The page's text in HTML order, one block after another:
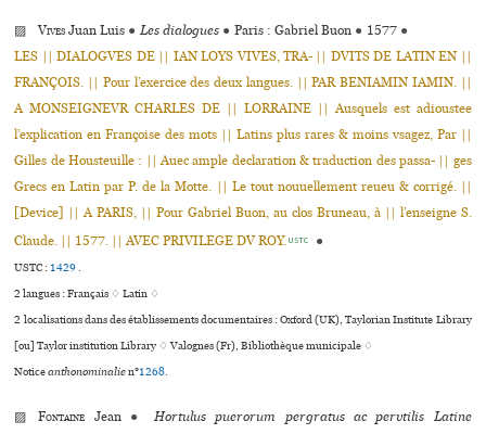
▨Vives Juan Luis ● Les dialogues ● Paris : Gabriel Buon ● 1577 ●
LES || DIALOGVES DE || IAN LOYS VIVES, TRA- || DVITS DE LATIN EN ||
FRANÇOIS. || Pour l’exer­cice des deux lan­gues. || PAR BENIAMIN IAMIN. ||
A MONSEIGNEVR CHARLES DE || LORRAINE || Ausquels est adious­tee
l’expli­ca­tion en Françoise des mots || Latins plus rares & moins vsagez, Par ||
Gilles de Housteuille : || Auec ample decla­ra­tion & tra­duc­tion des passa- || ges
Grecs en Latin par P. de la Motte. || Le tout nouuel­le­ment reueu & cor­rigé. ||
[Device] || A PARIS, || Pour Gabriel Buon, au clos Bruneau, à || l’ensei­gne S.
Claude. || 1577. || AVEC PRIVILEGE DV ROY. USTC ●
USTC : 1429.
2 langues :Français ♢Latin ♢
2 localisations dans des établissements documentaires : Oxford (UK), Taylorian Institute Library
[ou] Taylor institution Library ♢ Valognes (Fr), Bibliothèque muni­ci­pale ♢
Noticeanthonominalien°1268.
▨Fontaine Jean ●
Hortulus puerorum pergratus ac pervtilis Latine